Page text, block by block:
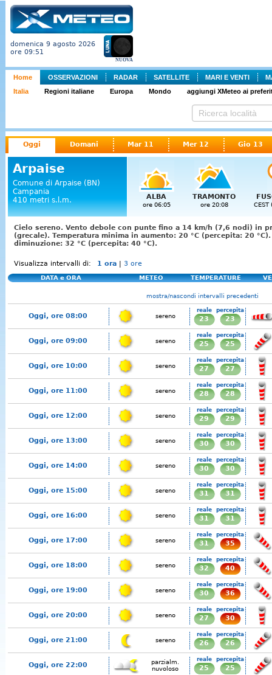
domenica 9 agosto 2026
ore 09:51
NUOVA
Home OSSERVAZIONI RADAR SATELLITE MARI E VENTI
Italia
Regioni italiane Europa Mondo aggiungi XMeteo ai
Oggi Domani Mar 11 Mer 12 Gio 13
Arpaise
Comune di Arpaise (BN)
Campania
410 metri s.l.m.
ALBA
ore 06:05
TRAMONTO
ore 20:08 CEST
Cielo sereno. Vento debole con punte fino a 14 km/h (7,6 nodi) in
(grecale). Temperatura minima in aumento: 20 °C (percepita: 20
diminuzione: 32 °C (percepita: 40 °C).
Visualizza intervalli di: 1 ora | 3 ore
DATA e ORA METEO TEMPERATURE
mostra/nascondi intervalli precedenti
Oggi, ore 08:00 sereno
reale
23
percepita
23
Oggi, ore 09:00 sereno
reale
25
percepita
25
Oggi, ore 10:00 sereno
reale
27
percepita
27
Oggi, ore 11:00 sereno
reale
28
percepita
28
Oggi, ore 12:00 sereno
reale
29
percepita
29
Oggi, ore 13:00 sereno
reale
30
percepita
30
Oggi, ore 14:00 sereno
reale
30
percepita
30
Oggi, ore 15:00 sereno
reale
31
percepita
31
Oggi, ore 16:00 sereno
reale
31
percepita
31
Oggi, ore 17:00 sereno
reale
31
percepita
35
Oggi, ore 18:00 sereno
reale
32
percepita
40
Oggi, ore 19:00 sereno
reale
30
percepita
36
Oggi, ore 20:00 sereno
reale
27
percepita
30
Oggi, ore 21:00 sereno
reale
26
percepita
26
Oggi, ore 22:00
parzialm.
nuvoloso
reale
25
percepita
25